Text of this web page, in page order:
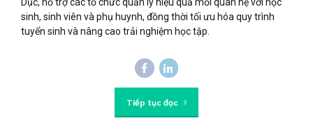
Dục, hỗ trợ các tổ chức quản lý hiệu quả mối quan hệ với học
sinh, sinh viên và phụ huynh, đồng thời tối ưu hóa quy trình
tuyển sinh và nâng cao trải nghiệm học tập.
Tiếp tục đọc